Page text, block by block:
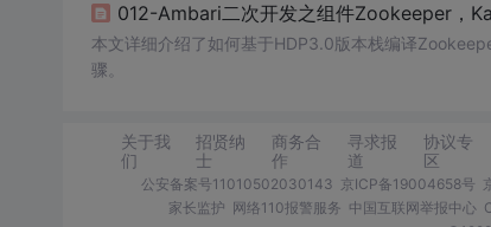
012-Ambari二次开发之组件Zookeeper，
本文详细介绍了如何基于HDP3.0版本栈编译
骤。
关于我
们
招贤纳
士
商务合
作
寻求报
道
协议专
区
公安备案号11010502030143 京ICP备19004658号
家长监护 网络110报警服务 中国互联网举报中心